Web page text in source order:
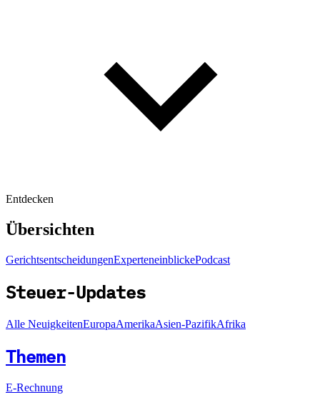
Entdecken
Übersichten
GerichtsentscheidungenExperteneinblickePodcast
Steuer-Updates
Alle NeuigkeitenEuropaAmerikaAsien-PazifikAfrika
Themen
E-Rechnung